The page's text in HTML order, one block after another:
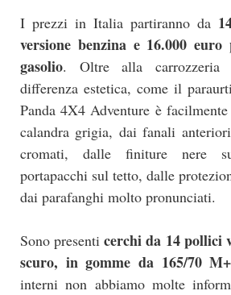
I prezzi in Italia partiranno da
versione benzina e 16.000
gasolio. Oltre alla carrozzeria
differenza estetica, come il
Panda 4X4 Adventure è
calandra grigia, dai fanali
cromati, dalle finiture nere
portapacchi sul tetto, dalle
dai parafanghi molto pronunciati.
Sono presenticerchi da 14 pollici
scuro, in gomme da 165/70
interni non abbiamo molte